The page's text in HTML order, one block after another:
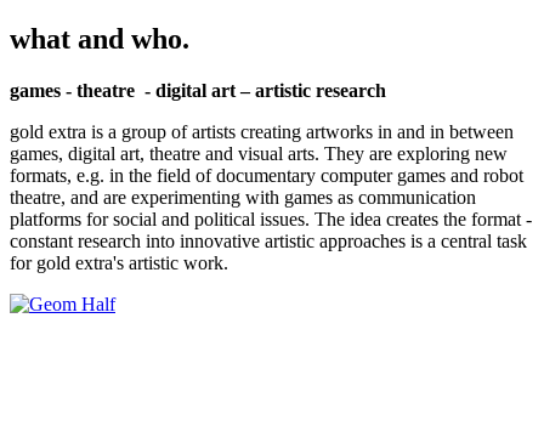
what and who.
games - theatre - digital art – artistic research
gold extra is a group of artists creating artworks in and in between
games, digital art, theatre and visual arts. They are exploring new
formats, e.g. in the field of documentary computer games and robot
theatre, and are experimenting with games as communication
platforms for social and political issues. The idea creates the format -
constant research into innovative artistic approaches is a central task
for gold extra's artistic work.